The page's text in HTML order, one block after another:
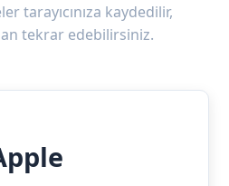
tarayıcınıza kaydedilir,
tekrar edebilirsiniz.